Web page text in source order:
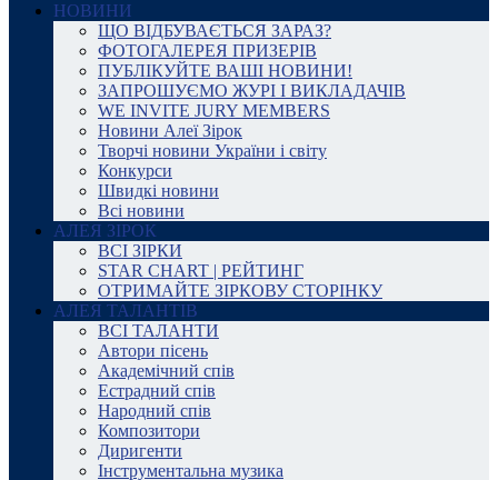
НОВИНИ
ЩО ВІДБУВАЄТЬСЯ ЗАРАЗ?
ФОТОГАЛЕРЕЯ ПРИЗЕРІВ
ПУБЛІКУЙТЕ ВАШІ НОВИНИ!
ЗАПРОШУЄМО ЖУРІ І ВИКЛАДАЧІВ
WE INVITE JURY MEMBERS
Новини Алеї Зірок
Творчі новини України і світу
Конкурси
Швидкі новини
Всі новини
АЛЕЯ ЗІРОК
ВСІ ЗІРКИ
STAR CHART | РЕЙТИНГ
ОТРИМАЙТЕ ЗІРКОВУ СТОРІНКУ
АЛЕЯ ТАЛАНТІВ
ВСІ ТАЛАНТИ
Автори пісень
Академічний спів
Естрадний спів
Народний спів
Композитори
Диригенти
Інструментальна музика